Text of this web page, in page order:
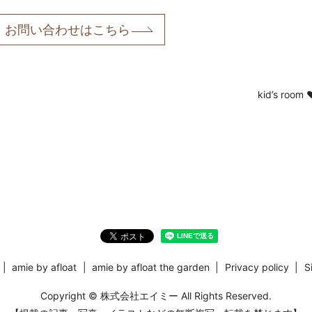
お問い合わせはこちら
kid’s room
amie by afloat amie by afloat the garden Privacy policy
Copyright © 株式会社エイミー All Rights Reserved.